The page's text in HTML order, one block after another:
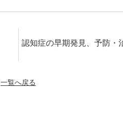
認知症の早期発見、予防・
一覧へ戻る